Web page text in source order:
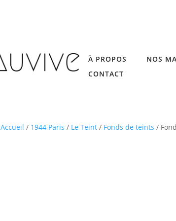
À PROPOS NOS
CONTACT
Accueil / 1944 Paris / Le Teint / Fonds de teints /